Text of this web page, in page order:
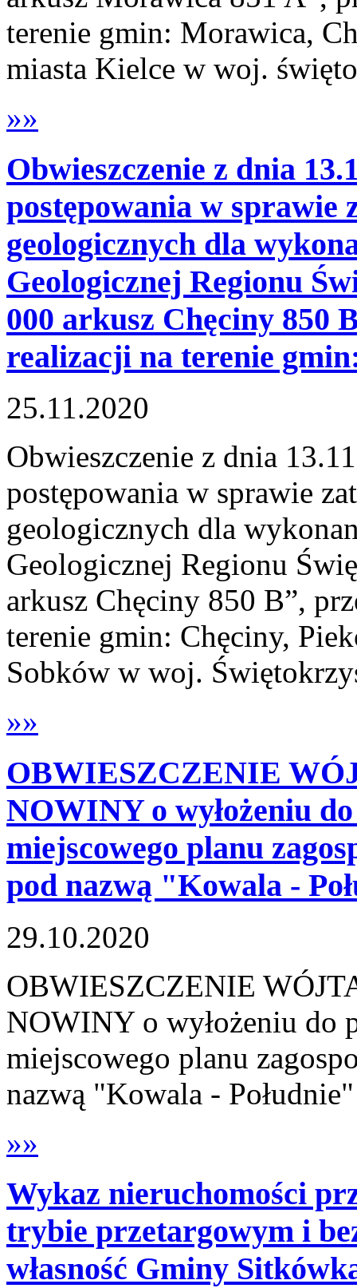
terenie gmin: Morawica,
miasta Kielce w woj.
»»
Obwieszczenie z dnia
postępowania w
geologicznych dla
Geologicznej Regionu
000 arkusz Chęciny 850
realizacji na terenie
25.11.2020
Obwieszczenie z dnia
postępowania w sprawie
geologicznych dla
Geologicznej Regionu
arkusz Chęciny 850 B”,
terenie gmin: Chęciny,
Sobków w woj.
»»
OBWIESZCZENIE
NOWINY o wyłożeniu
miejscowego planu
pod nazwą "Kowala -
29.10.2020
OBWIESZCZENIE
NOWINY o wyłożeniu do
miejscowego planu
nazwą "Kowala -
»»
Wykaz nieruchomości
trybie przetargowym i
własność Gminy